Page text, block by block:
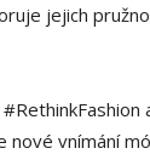
jejich
vnímání